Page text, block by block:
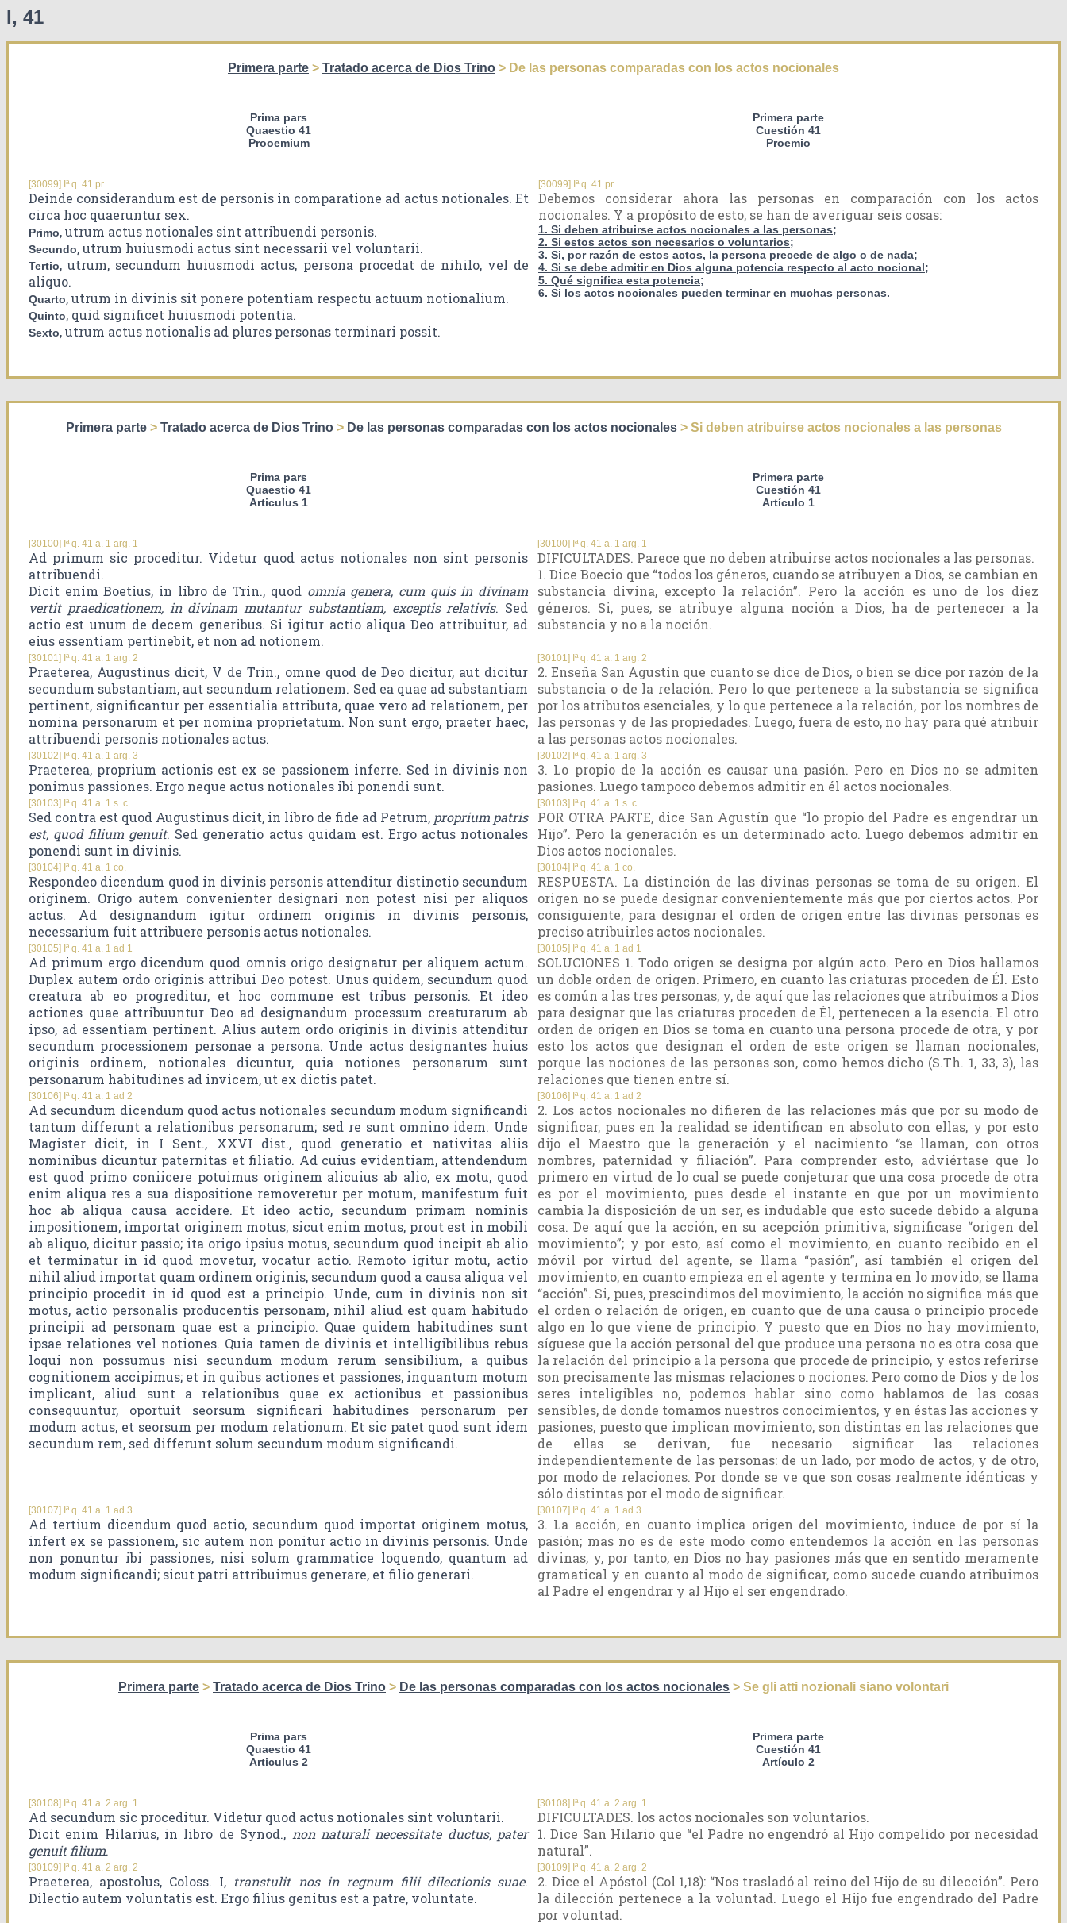
I, 41
Primera parte > Tratado acerca de Dios Trino > De las personas comparadas con los actos nocionales
Prima pars
Quaestio 41
Prooemium
[30099] Iª q. 41 pr.
Deinde considerandum est de personis in comparatione ad actus notionales. Et
circa hoc quaeruntur sex.
Primo, utrum actus notionales sint attribuendi personis.
Secundo, utrum huiusmodi actus sint necessarii vel voluntarii.
Tertio, utrum, secundum huiusmodi actus, persona procedat de nihilo, vel de
aliquo.
Quarto, utrum in divinis sit ponere potentiam respectu actuum notionalium.
Quinto, quid significet huiusmodi potentia.
Sexto, utrum actus notionalis ad plures personas terminari possit.
Primera parte
Cuestión 41
Proemio
[30099] Iª q. 41 pr.
Debemos considerar ahora las personas en comparación con los actos
nocionales. Y a propósito de esto, se han de averiguar seis cosas:
1. Si deben atribuirse actos nocionales a las personas;
2. Si estos actos son necesarios o voluntarios;
3. Si, por razón de estos actos, la persona precede de algo o de nada;
4. Si se debe admitir en Dios alguna potencia respecto al acto nocional;
5. Qué significa esta potencia;
6. Si los actos nocionales pueden terminar en muchas personas.
Primera parte> Tratado acerca de Dios Trino> De las personas comparadas con los actos nocionales> Si deben atribuirse actos nocionales a las personas
Prima pars
Quaestio 41
Articulus 1
[30100] Iª q. 41 a. 1 arg. 1
Ad primum sic proceditur. Videtur quod actus notionales non sint personis
attribuendi.
Dicit enim Boetius, in libro de Trin., quod omnia genera, cum quis in divinam
vertit praedicationem, in divinam mutantur substantiam, exceptis relativis. Sed
actio est unum de decem generibus. Si igitur actio aliqua Deo attribuitur, ad
eius essentiam pertinebit, et non ad notionem.
Primera parte
Cuestión 41
Artículo 1
[30100] Iª q. 41 a. 1 arg. 1
DIFICULTADES. Parece que no deben atribuirse actos nocionales a las personas.
1. Dice Boecio que “todos los géneros, cuando se atribuyen a Dios, se cambian en
substancia divina, excepto la relación”. Pero la acción es uno de los diez
géneros. Si, pues, se atribuye alguna noción a Dios, ha de pertenecer a la
substancia y no a la noción.
[30101] Iª q. 41 a. 1 arg. 2
Praeterea, Augustinus dicit, V de Trin., omne quod de Deo dicitur, aut dicitur
secundum substantiam, aut secundum relationem. Sed ea quae ad substantiam
pertinent, significantur per essentialia attributa, quae vero ad relationem, per
nomina personarum et per nomina proprietatum. Non sunt ergo, praeter haec,
attribuendi personis notionales actus.
[30101] Iª q. 41 a. 1 arg. 2
2. Enseña San Agustín que cuanto se dice de Dios, o bien se dice por razón de la
substancia o de la relación. Pero lo que pertenece a la substancia se significa
por los atributos esenciales, y lo que pertenece a la relación, por los nombres de
las personas y de las propiedades. Luego, fuera de esto, no hay para qué atribuir
a las personas actos nocionales.
[30102] Iª q. 41 a. 1 arg. 3
Praeterea, proprium actionis est ex se passionem inferre. Sed in divinis non
ponimus passiones. Ergo neque actus notionales ibi ponendi sunt.
[30102] Iª q. 41 a. 1 arg. 3
3. Lo propio de la acción es causar una pasión. Pero en Dios no se admiten
pasiones. Luego tampoco debemos admitir en él actos nocionales.
[30103] Iª q. 41 a. 1 s. c.
Sed contra est quod Augustinus dicit, in libro de fide ad Petrum, proprium patris
est, quod filium genuit. Sed generatio actus quidam est. Ergo actus notionales
ponendi sunt in divinis.
[30103] Iª q. 41 a. 1 s. c.
POR OTRA PARTE, dice San Agustín que “lo propio del Padre es engendrar un
Hijo”. Pero la generación es un determinado acto. Luego debemos admitir en
Dios actos nocionales.
[30104] Iª q. 41 a. 1 co.
Respondeo dicendum quod in divinis personis attenditur distinctio secundum
originem. Origo autem convenienter designari non potest nisi per aliquos
actus. Ad designandum igitur ordinem originis in divinis personis,
necessarium fuit attribuere personis actus notionales.
[30104] Iª q. 41 a. 1 co.
RESPUESTA. La distinción de las divinas personas se toma de su origen. El
origen no se puede designar convenientemente más que por ciertos actos. Por
consiguiente, para designar el orden de origen entre las divinas personas es
preciso atribuirles actos nocionales.
[30105] Iª q. 41 a. 1 ad 1
Ad primum ergo dicendum quod omnis origo designatur per aliquem actum.
Duplex autem ordo originis attribui Deo potest. Unus quidem, secundum quod
creatura ab eo progreditur, et hoc commune est tribus personis. Et ideo
actiones quae attribuuntur Deo ad designandum processum creaturarum ab
ipso, ad essentiam pertinent. Alius autem ordo originis in divinis attenditur
secundum processionem personae a persona. Unde actus designantes huius
originis ordinem, notionales dicuntur, quia notiones personarum sunt
personarum habitudines ad invicem, ut ex dictis patet.
[30105] Iª q. 41 a. 1 ad 1
SOLUCIONES 1. Todo origen se designa por algún acto. Pero en Dios hallamos
un doble orden de origen. Primero, en cuanto las criaturas proceden de Él. Esto
es común a las tres personas, y, de aquí que las relaciones que atribuimos a Dios
para designar que las criaturas proceden de Él, pertenecen a la esencia. El otro
orden de origen en Dios se toma en cuanto una persona procede de otra, y por
esto los actos que designan el orden de este origen se llaman nocionales,
porque las nociones de las personas son, como hemos dicho (S.Th. 1, 33, 3), las
relaciones que tienen entre sí.
[30106] Iª q. 41 a. 1 ad 2
Ad secundum dicendum quod actus notionales secundum modum significandi
tantum differunt a relationibus personarum; sed re sunt omnino idem. Unde
Magister dicit, in I Sent., XXVI dist., quod generatio et nativitas aliis
nominibus dicuntur paternitas et filiatio. Ad cuius evidentiam, attendendum
est quod primo coniicere potuimus originem alicuius ab alio, ex motu, quod
enim aliqua res a sua dispositione removeretur per motum, manifestum fuit
hoc ab aliqua causa accidere. Et ideo actio, secundum primam nominis
impositionem, importat originem motus, sicut enim motus, prout est in mobili
ab aliquo, dicitur passio; ita origo ipsius motus, secundum quod incipit ab alio
et terminatur in id quod movetur, vocatur actio. Remoto igitur motu, actio
nihil aliud importat quam ordinem originis, secundum quod a causa aliqua vel
principio procedit in id quod est a principio. Unde, cum in divinis non sit
motus, actio personalis producentis personam, nihil aliud est quam habitudo
principii ad personam quae est a principio. Quae quidem habitudines sunt
ipsae relationes vel notiones. Quia tamen de divinis et intelligibilibus rebus
loqui non possumus nisi secundum modum rerum sensibilium, a quibus
cognitionem accipimus; et in quibus actiones et passiones, inquantum motum
implicant, aliud sunt a relationibus quae ex actionibus et passionibus
consequuntur, oportuit seorsum significari habitudines personarum per
modum actus, et seorsum per modum relationum. Et sic patet quod sunt idem
secundum rem, sed differunt solum secundum modum significandi.
[30106] Iª q. 41 a. 1 ad 2
2. Los actos nocionales no difieren de las relaciones más que por su modo de
significar, pues en la realidad se identifican en absoluto con ellas, y por esto
dijo el Maestro que la generación y el nacimiento “se llaman, con otros
nombres, paternidad y filiación”. Para comprender esto, adviértase que lo
primero en virtud de lo cual se puede conjeturar que una cosa procede de otra
es por el movimiento, pues desde el instante en que por un movimiento
cambia la disposición de un ser, es indudable que esto sucede debido a alguna
cosa. De aquí que la acción, en su acepción primitiva, significase “origen del
movimiento”; y por esto, así como el movimiento, en cuanto recibido en el
móvil por virtud del agente, se llama “pasión”, así también el origen del
movimiento, en cuanto empieza en el agente y termina en lo movido, se llama
“acción”. Si, pues, prescindimos del movimiento, la acción no significa más que
el orden o relación de origen, en cuanto que de una causa o principio procede
algo en lo que viene de principio. Y puesto que en Dios no hay movimiento,
síguese que la acción personal del que produce una persona no es otra cosa que
la relación del principio a la persona que procede de principio, y estos referirse
son precisamente las mismas relaciones o nociones. Pero como de Dios y de los
seres inteligibles no, podemos hablar sino como hablamos de las cosas
sensibles, de donde tomamos nuestros conocimientos, y en éstas las acciones y
pasiones, puesto que implican movimiento, son distintas en las relaciones que
de ellas se derivan, fue necesario significar las relaciones
independientemente de las personas: de un lado, por modo de actos, y de otro,
por modo de relaciones. Por donde se ve que son cosas realmente idénticas y
sólo distintas por el modo de significar.
[30107] Iª q. 41 a. 1 ad 3
Ad tertium dicendum quod actio, secundum quod importat originem motus,
infert ex se passionem, sic autem non ponitur actio in divinis personis. Unde
non ponuntur ibi passiones, nisi solum grammatice loquendo, quantum ad
modum significandi; sicut patri attribuimus generare, et filio generari.
[30107] Iª q. 41 a. 1 ad 3
3. La acción, en cuanto implica origen del movimiento, induce de por sí la
pasión; mas no es de este modo como entendemos la acción en las personas
divinas, y, por tanto, en Dios no hay pasiones más que en sentido meramente
gramatical y en cuanto al modo de significar, como sucede cuando atribuimos
al Padre el engendrar y al Hijo el ser engendrado.
Primera parte > Tratado acerca de Dios Trino > De las personas comparadas con los actos nocionales > Se gli atti nozionali siano volontari
Prima pars
Quaestio 41
Articulus 2
[30108] Iª q. 41 a. 2 arg. 1
Ad secundum sic proceditur. Videtur quod actus notionales sint voluntarii.
Dicit enim Hilarius, in libro de Synod., non naturali necessitate ductus, pater
genuit filium.
Primera parte
Cuestión 41
Artículo 2
[30108] Iª q. 41 a. 2 arg. 1
DIFICULTADES. los actos nocionales son voluntarios.
1. Dice San Hilario que “el Padre no engendró al Hijo compelido por necesidad
natural”.
[30109] Iª q. 41 a. 2 arg. 2
Praeterea, apostolus, Coloss. I, transtulit nos in regnum filii dilectionis suae.
Dilectio autem voluntatis est. Ergo filius genitus est a patre, voluntate.
[30109] Iª q. 41 a. 2 arg. 2
2. Dice el Apóstol (Col 1,18): “Nos trasladó al reino del Hijo de su dilección”. Pero
la dilección pertenece a la voluntad. Luego el Hijo fue engendrado del Padre
por voluntad.